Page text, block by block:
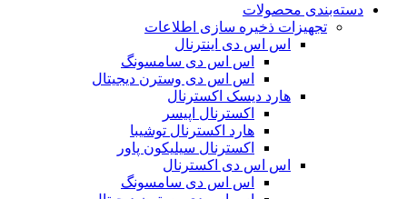
دسته‌بندی محصولات
تجهیزات ذخیره سازی اطلاعات
اس اس دی اینترنال
اس اس دی سامسونگ
اس اس دی وسترن دیجیتال
هارد دیسک اکسترنال
اکسترنال اپیسر
هارد اکسترنال توشیبا
اکسترنال سیلیکون پاور
اس اس دی اکسترنال
اس اس دی سامسونگ